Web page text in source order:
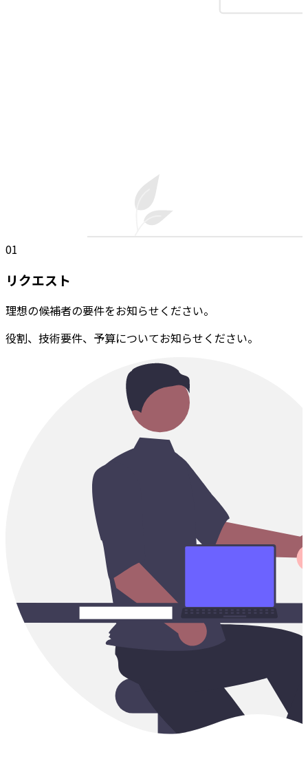
01
リクエスト
理想の候補者の要件をお知らせください。
役割、技術要件、予算についてお知らせください。